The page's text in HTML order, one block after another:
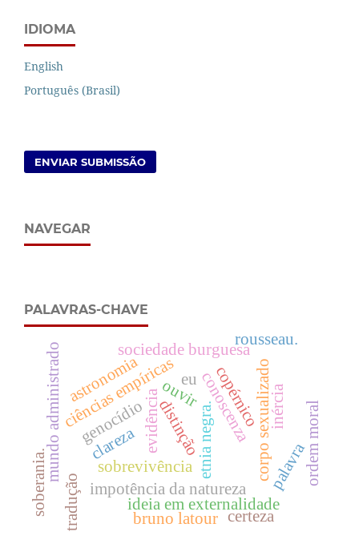
IDIOMA
English
Português (Brasil)
ENVIAR SUBMISSÃO
NAVEGAR
PALAVRAS-CHAVE
conoscenza
etnia negra.
evidência
impotência da natureza
ideia em externalidade
ciências empíricas
sociedade burguesa
mundo administrado corpo sexualizado
sobrevivência
genocídio
tradução bruno latour
distinção
palavra
astronomia copérnico
rousseau.
ordem moral
clareza
certeza
soberania.
inércia
ouvir
eu